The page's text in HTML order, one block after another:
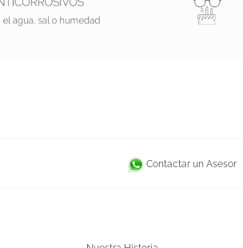
Contactar un Asesor